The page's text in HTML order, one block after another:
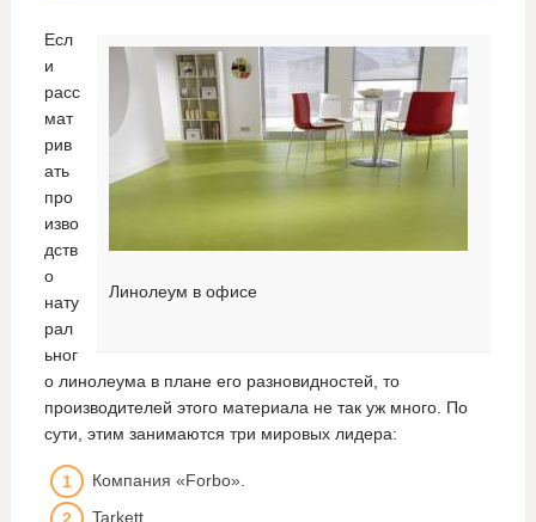
Линолеум в офисе
Есл
и
расс
мат
рив
ать
про
изво
дств
о
нату
рал
ьног
о линолеума в плане его разновидностей, то
производителей этого материала не так уж много. По
сути, этим занимаются три мировых лидера:
Компания «Forbo».
Tarkett.